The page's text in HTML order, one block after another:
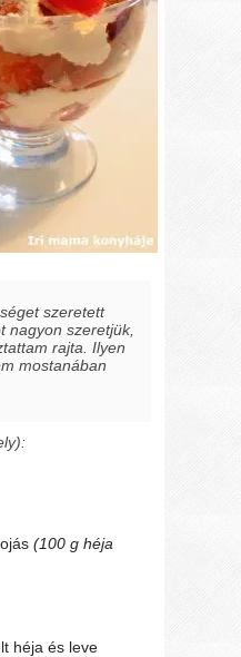
szeretett
nagyon szeretjük,
rajta. Ilyen
mostanában
(100 g héja
héja és leve